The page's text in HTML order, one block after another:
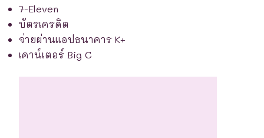
7-Eleven
บัตรเครดิต
จ่ายผ่านแอปธนาคาร K+
เคาน์เตอร์ Big C